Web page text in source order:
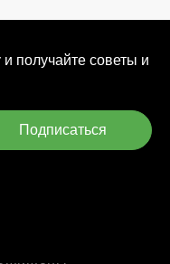
получайте советы и